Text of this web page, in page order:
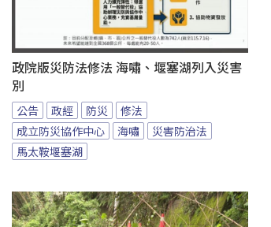
政院版災防法修法 海嘯、堰塞湖列入災害
別
公告 政經 防災
修法
成立防災協作中心
海嘯
災害防治法
馬太鞍堰塞湖